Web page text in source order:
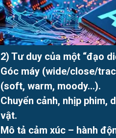
2) Tư duy của một “đạo
Góc máy (wide/close/
(soft, warm, moody…).
Chuyển cảnh, nhịp phim,
vật.
Mô tả cảm xúc – hành